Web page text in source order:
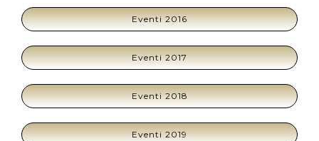
Eventi 2016
Eventi 2017
Eventi 2018
Eventi 2019